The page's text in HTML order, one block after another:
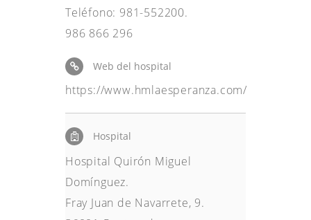
Teléfono: 981-552200.
986 866 296
Web del hospital
https://www.hmlaesperanza.com/
Hospital
Hospital Quirón Miguel
Domínguez.
Fray Juan de Navarrete, 9.